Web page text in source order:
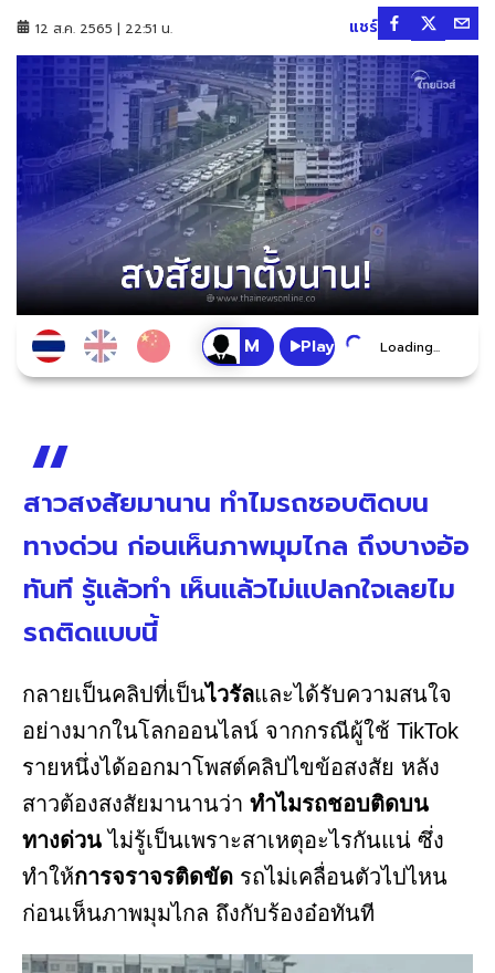
12 ส.ค. 2565 | 22:51 น. แชร์
Play Loading...
สาวสงสัยมานาน ทำไมรถชอบติดบน
ทางด่วน ก่อนเห็นภาพมุมไกล ถึงบางอ้อ
ทันที รู้แล้วทำ เห็นแล้วไม่แปลกใจเลยไม
รถติดแบบนี้
กลายเป็นคลิปที่เป็นไวรัลและได้รับความสนใจ
อย่างมากในโลกออนไลน์ จากกรณีผู้ใช้ TikTok
รายหนึ่งได้ออกมาโพสต์คลิปไขข้อสงสัย หลัง
สาวต้องสงสัยมานานว่า ทำไมรถชอบติดบน
ทางด่วนไม่รู้เป็นเพราะสาเหตุอะไรกันแน่ ซึ่ง
ทำให้การจราจรติดขัด รถไม่เคลื่อนตัวไปไหน
ก่อนเห็นภาพมุมไกล ถึงกับร้องอ๋อทันที